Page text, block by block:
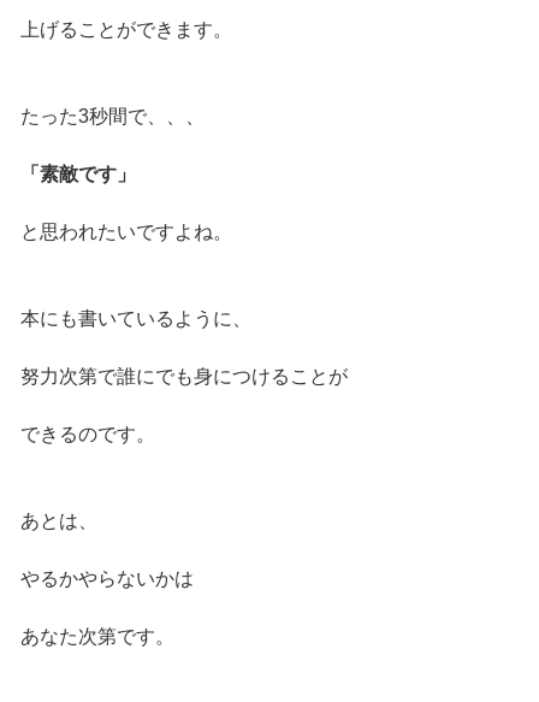
上げることができます。
たった3秒間で、、、
「素敵です」
と思われたいですよね。
本にも書いているように、
努力次第で誰にでも身につけることが
できるのです。
あとは、
やるかやらないかは
あなた次第です。